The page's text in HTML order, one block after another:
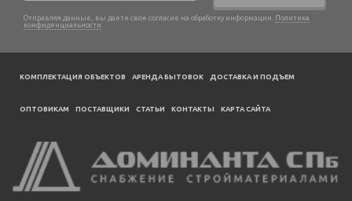
Отправляя данные, вы даете свое согласие на обработку информации. Политика
конфиденциальности .
КОМПЛЕКТАЦИЯ ОБЪЕКТОВ АРЕНДА БЫТОВОК ДОСТАВКА И ПОДЪЕМ
ОПТОВИКАМ ПОСТАВЩИКИ CТАТЬИ КОНТАКТЫ КАРТА САЙТА